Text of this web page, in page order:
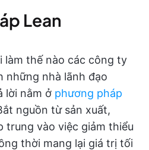
Lean
làm thế nào các công ty
những nhà lãnh đạo
lời nằm ở phương pháp
nguồn từ sản xuất,
trung vào việc giảm thiểu
thời mang lại giá trị tối